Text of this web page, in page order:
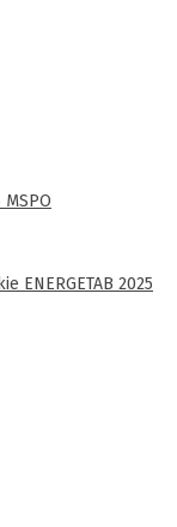
ENERGETAB 2025